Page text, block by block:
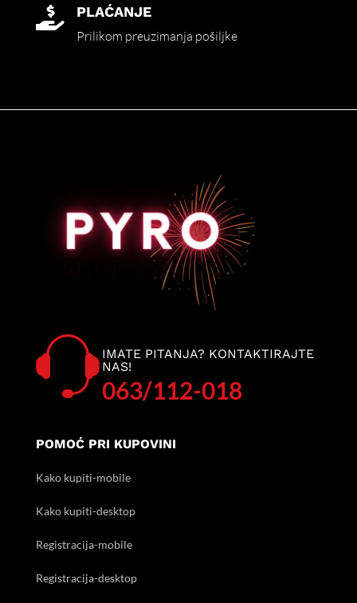
 PLAĆANJE
Prilikom preuzimanja pošiljke
IMATE PITANJA? KONTAKTIRAJTE
NAS!
063/112-018
POMOĆ PRI KUPOVINI
Kako kupiti-mobile
Kako kupiti-desktop
Registracija-mobile
Registracija-desktop